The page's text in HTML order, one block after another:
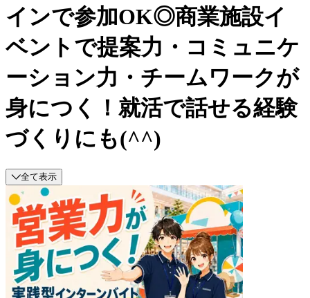
インで参加OK◎商業施設イ
ベントで提案力・コミュニケ
ーション力・チームワークが
身につく！就活で話せる経験
づくりにも(^^)
全て表示